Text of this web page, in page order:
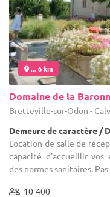
... 6 km
Domaine de la
Bretteville-sur-Odon -
Demeure de caractère /
Location de salle de
capacité d'accueillir vos
des normes sanitaires.
10-400